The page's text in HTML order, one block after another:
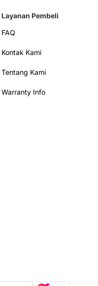
Layanan Pembeli
FAQ
Kontak Kami
Tentang Kami
Warranty Info